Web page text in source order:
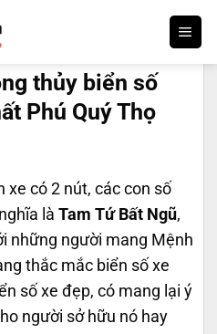
thủy biển số
Phú Quý Thọ
xe có 2 nút, các con số
là Tam Tứ Bất Ngũ,
những người mang Mệnh
thắc mắc biển số xe
số xe đẹp, có mang lại ý
người sở hữu nó hay